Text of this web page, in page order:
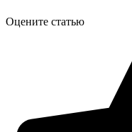
Оцените статью